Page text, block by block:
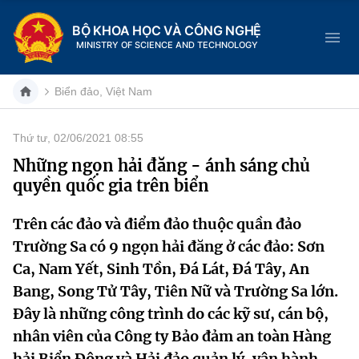
BỘ KHOA HỌC VÀ CÔNG NGHỆ
MINISTRY OF SCIENCE AND TECHNOLOGY
Danh mục
Trang chủ
Giới thiệu
Chức năng nhiệm vụ
Cơ cấu tổ chức
Lịch sử phát triển
Tin tức sự kiện
Khoa học và Công nghệ
Đổi mới sáng tạo
Dịch vụ công
Hệ thống văn bản
Biển đảo, Việt Nam
Thứ tư, 02/06/2021 08:55
Những ngọn hải đăng - ánh sáng chủ
quyền quốc gia trên biển
Trên các đảo và điểm đảo thuộc quần đảo
Trường Sa có 9 ngọn hải đăng ở các đảo: Sơn
Ca, Nam Yết, Sinh Tồn, Đá Lát, Đá Tây, An
Bang, Song Tử Tây, Tiên Nữ và Trường Sa lớn.
Đây là những công trình do các kỹ sư, cán bộ,
nhân viên của Công ty Bảo đảm an toàn Hàng